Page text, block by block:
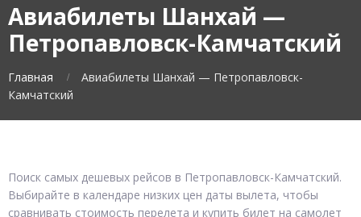
Авиабилеты Шанхай —
Петропавловск-Камчатский
Главная
Авиабилеты Шанхай — Петропавловск-
Камчатский
Поиск самых дешевых рейсов в Петропавловск-Камчатский.
Выбирайте в календаре низких цен даты вылета, чтобы
сравнивать стоимость перелета и купить билет на самолет